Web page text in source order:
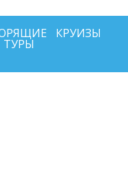
ТУРЫ
КРУИЗЫ